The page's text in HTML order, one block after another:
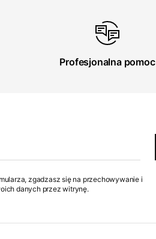
Profesjonalna pomoc
zgadzasz się na przechowywanie i
danych przez witrynę.